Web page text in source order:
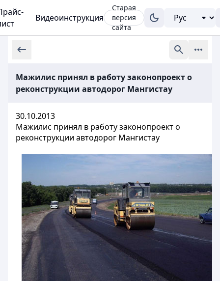
Видеоинструкция
Старая
версия
сайта
Мажилис принял в работу законопроект о
реконструкции автодорог Мангистау
30.10.2013
Мажилис принял в работу законопроект о
реконструкции автодорог Мангистау